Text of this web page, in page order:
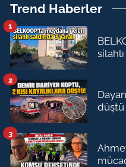
Trend Haberler
silahlı
1
düştü
2
3